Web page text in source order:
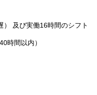
及び実働16時間のシフト
時間以内）